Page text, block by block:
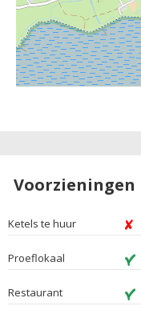
Ketels te huur
Proeflokaal
Restaurant